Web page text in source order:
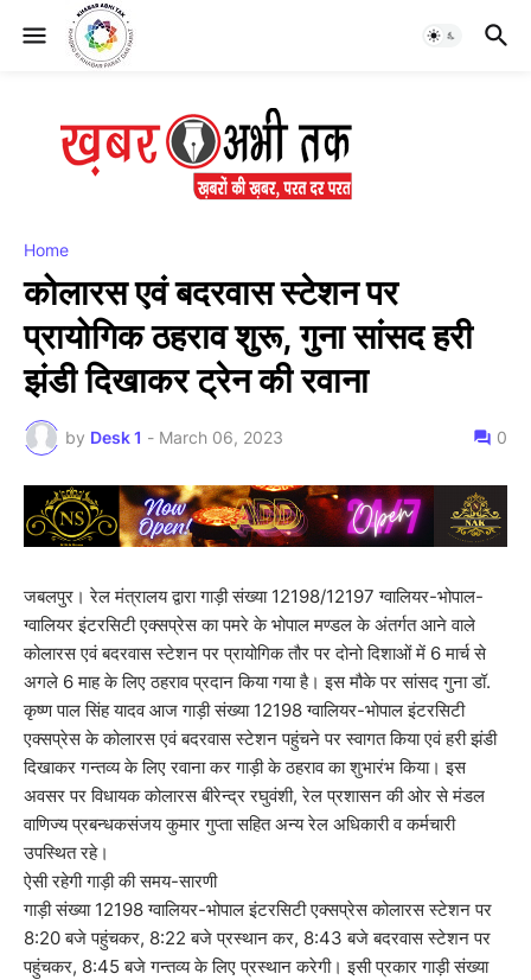
Home
कोलारस एवं बदरवास स्टेशन पर
प्रायोगिक ठहराव शुरू, गुना सांसद हरी
झंडी दिखाकर ट्रेन की रवाना
by Desk 1 - March 06, 2023 0
जबलपुर। रेल मंत्रालय द्वारा गाड़ी संख्या 12198/12197 ग्वालियर-भोपाल-
ग्वालियर इंटरसिटी एक्सप्रेस का पमरे के भोपाल मण्डल के अंतर्गत आने वाले
कोलारस एवं बदरवास स्टेशन पर प्रायोगिक तौर पर दोनो दिशाओं में 6 मार्च से
अगले 6 माह के लिए ठहराव प्रदान किया गया है। इस मौके पर सांसद गुना डॉ.
कृष्ण पाल सिंह यादव आज गाड़ी संख्या 12198 ग्वालियर-भोपाल इंटरसिटी
एक्सप्रेस के कोलारस एवं बदरवास स्टेशन पहुंचने पर स्वागत किया एवं हरी झंडी
दिखाकर गन्तव्य के लिए रवाना कर गाड़ी के ठहराव का शुभारंभ किया। इस
अवसर पर विधायक कोलारस बीरेन्द्र रघुवंशी, रेल प्रशासन की ओर से मंडल
वाणिज्य प्रबन्धकसंजय कुमार गुप्ता सहित अन्य रेल अधिकारी व कर्मचारी
उपस्थित रहे।
ऐसी रहेगी गाड़ी की समय-सारणी
गाड़ी संख्या 12198 ग्वालियर-भोपाल इंटरसिटी एक्सप्रेस कोलारस स्टेशन पर
8:20 बजे पहुंचकर, 8:22 बजे प्रस्थान कर, 8:43 बजे बदरवास स्टेशन पर
पहुंचकर, 8:45 बजे गन्तव्य के लिए प्रस्थान करेगी। इसी प्रकार गाड़ी संख्या